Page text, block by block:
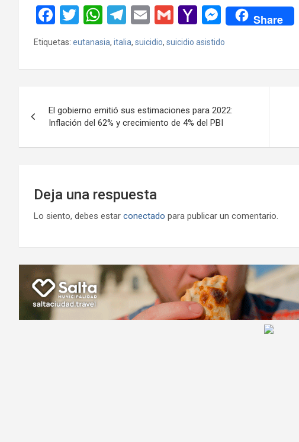
F
a
ce
b
o
k
T
wi
tt
er
W
h
at
s
p
p
T
e
gr
m
E
m
ail
G
m
ail
Y
a
h
o
M
ail
M
se
n
er
Share
Etiquetas: eutanasia, italia, suicidio, suicidio asistido
de
entradas
El gobierno emitió sus estimaciones para 2022:
Inflación del 62% y crecimiento de 4% del PBI
Deja una respuesta
Lo siento, debes estar conectado para publicar un comentario.